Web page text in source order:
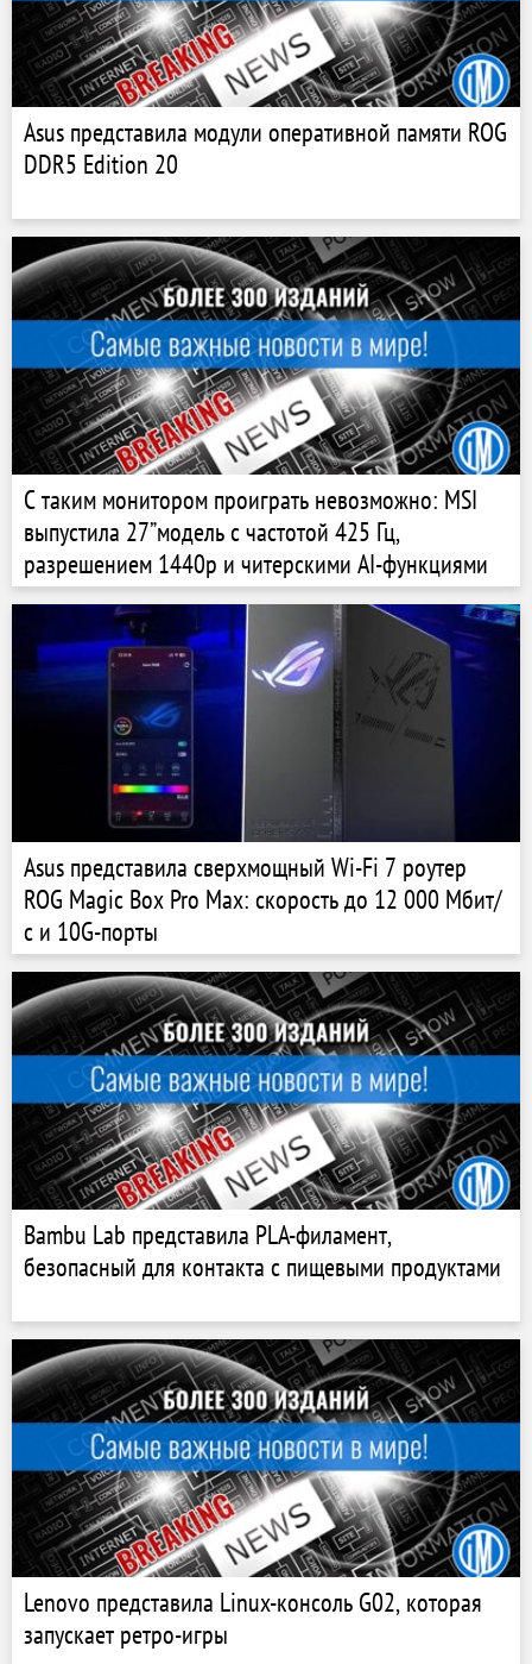
Asus представила модули оперативной памяти ROG
DDR5 Edition 20
С таким монитором проиграть невозможно: MSI
выпустила 27”модель с частотой 425 Гц,
разрешением 1440p и читерскими AI-функциями
Asus представила сверхмощный Wi-Fi 7 роутер
ROG Magic Box Pro Max: скорость до 12 000 Мбит/
с и 10G-порты
Bambu Lab представила PLA-филамент,
безопасный для контакта с пищевыми продуктами
Lenovo представила Linux-консоль G02, которая
запускает ретро-игры